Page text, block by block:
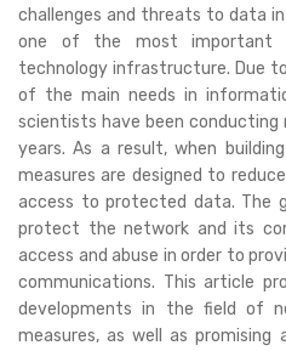
challenges and threats to data
one of the most important
technology infrastructure. Due
of the main needs in
scientists have been
years. As a result, when
measures are designed to
access to protected data. The
protect the network and its
access and abuse in order to
communications. This article
developments in the field of
measures, as well as